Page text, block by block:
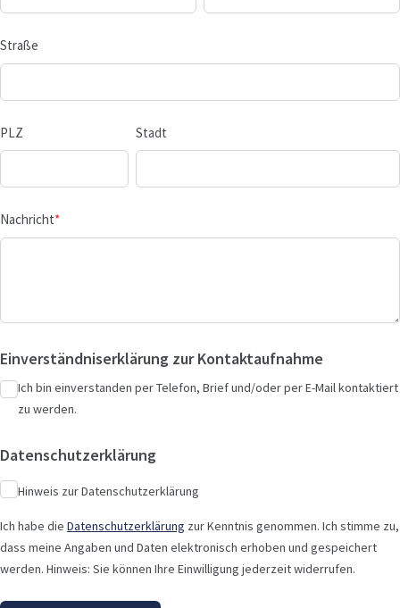
Straße
PLZ Stadt
Nachricht*
Einverständniserklärung zur Kontaktaufnahme
Ich bin einverstanden per Telefon, Brief und/oder per E-Mail kontaktiert
zu werden.
Datenschutzerklärung
Hinweis zur Datenschutzerklärung
Ich habe die Datenschutzerklärung zur Kenntnis genommen. Ich stimme zu,
dass meine Angaben und Daten elektronisch erhoben und gespeichert
werden. Hinweis: Sie können Ihre Einwilligung jederzeit widerrufen.